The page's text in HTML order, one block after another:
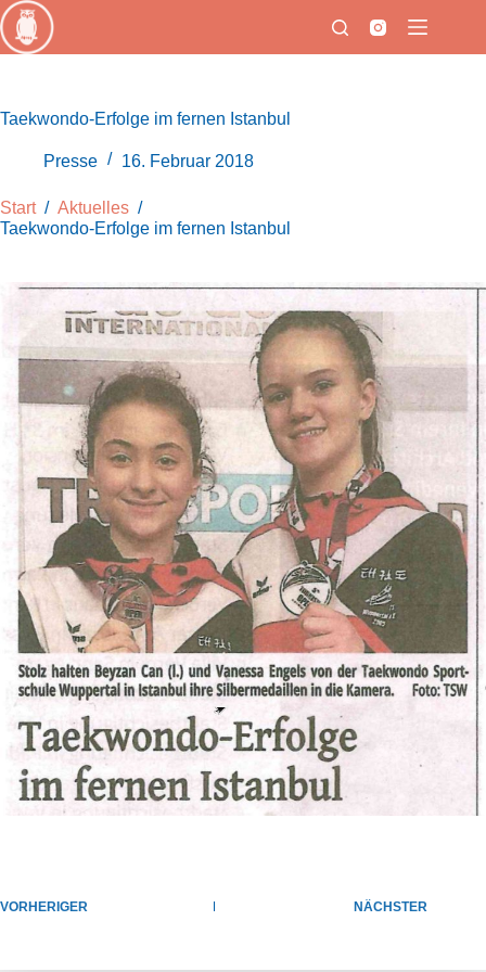
Zum
Inhalt
springen
Taekwondo-Erfolge im fernen Istanbul
Presse 16. Februar 2018
Start / Aktuelles /
Taekwondo-Erfolge im fernen Istanbul
VORHERIGER NÄCHSTER